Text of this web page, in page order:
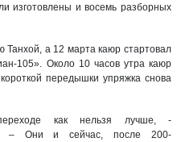
изготовлены и восемь разборных
а 12 марта каюр стартовал
105». Около 10 часов утра каюр
передышки упряжка снова
как нельзя лучше, -
– Они и сейчас, после 200-